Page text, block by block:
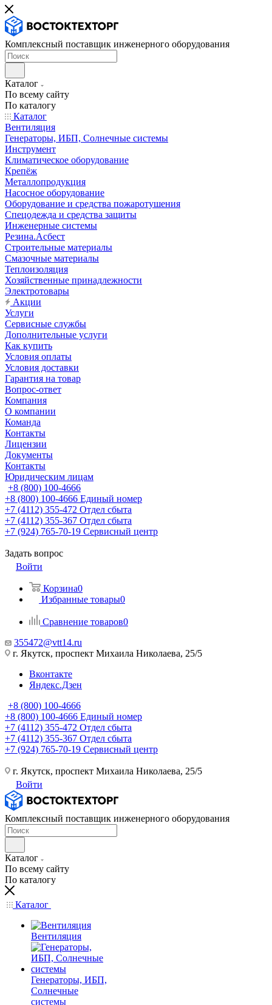
Комплексный поставщик инженерного оборудования
Каталог
По всему сайту
По каталогу
Каталог
Вентиляция
Генераторы, ИБП, Солнечные системы
Инструмент
Климатическое оборудование
Крепёж
Металлопродукция
Насосное оборудование
Оборудование и средства пожаротушения
Спецодежда и средства защиты
Инженерные системы
Резина.Асбест
Строительные материалы
Смазочные материалы
Теплоизоляция
Хозяйственные принадлежности
Электротовары
Акции
Услуги
Сервисные службы
Дополнительные услуги
Как купить
Условия оплаты
Условия доставки
Гарантия на товар
Вопрос-ответ
Компания
О компании
Команда
Контакты
Лицензии
Документы
Контакты
Юридическим лицам
+8 (800) 100-4666
+8 (800) 100-4666 Единый номер
+7 (4112) 355-472 Отдел сбыта
+7 (4112) 355-367 Отдел сбыта
+7 (924) 765-70-19 Сервисный центр
Задать вопрос
Войти
Корзина0
Избранные товары0
Сравнение товаров0
355472@vtt14.ru
г. Якутск, проспект Михаила Николаева, 25/5
Вконтакте
Яндекс.Дзен
+8 (800) 100-4666
+8 (800) 100-4666 Единый номер
+7 (4112) 355-472 Отдел сбыта
+7 (4112) 355-367 Отдел сбыта
+7 (924) 765-70-19 Сервисный центр
г. Якутск, проспект Михаила Николаева, 25/5
Войти
Комплексный поставщик инженерного оборудования
Каталог
По всему сайту
По каталогу
Каталог
Вентиляция
Генераторы, ИБП,
Солнечные
системы